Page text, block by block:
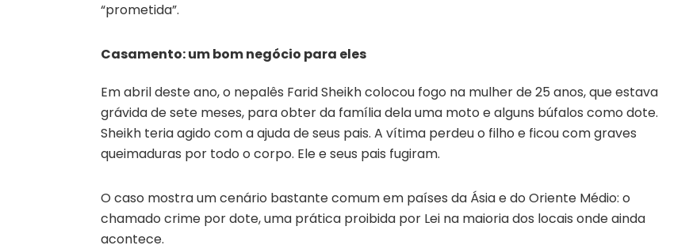
“prometida”.
Casamento: um bom negócio para eles
Em abril deste ano, o nepalês Farid Sheikh colocou fogo na mulher de 25 anos, que estava
grávida de sete meses, para obter da família dela uma moto e alguns búfalos como dote.
Sheikh teria agido com a ajuda de seus pais. A vítima perdeu o filho e ficou com graves
queimaduras por todo o corpo. Ele e seus pais fugiram.
O caso mostra um cenário bastante comum em países da Ásia e do Oriente Médio: o
chamado crime por dote, uma prática proibida por Lei na maioria dos locais onde ainda
acontece.